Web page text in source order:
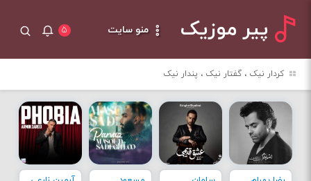
پیر موزیک منو سایت ۵
کردار نیک ، گفتار نیک ، پندار نیک